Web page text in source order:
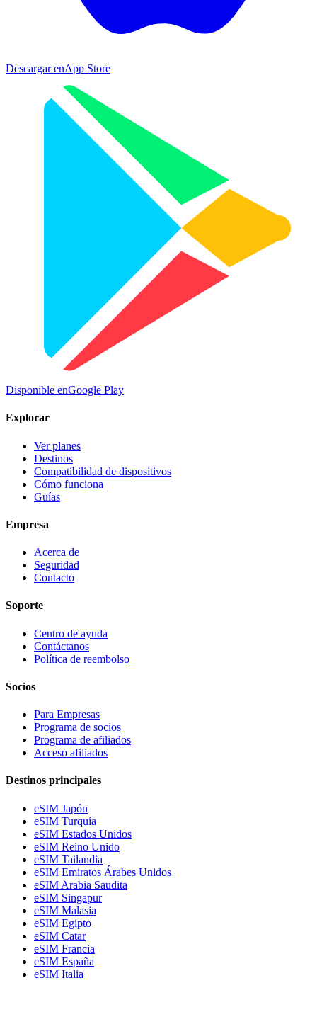
Descargar enApp Store
Disponible enGoogle Play
Explorar
Ver planes
Destinos
Compatibilidad de dispositivos
Cómo funciona
Guías
Empresa
Acerca de
Seguridad
Contacto
Soporte
Centro de ayuda
Contáctanos
Política de reembolso
Socios
Para Empresas
Programa de socios
Programa de afiliados
Acceso afiliados
Destinos principales
eSIM Japón
eSIM Turquía
eSIM Estados Unidos
eSIM Reino Unido
eSIM Tailandia
eSIM Emiratos Árabes Unidos
eSIM Arabia Saudita
eSIM Singapur
eSIM Malasia
eSIM Egipto
eSIM Catar
eSIM Francia
eSIM España
eSIM Italia